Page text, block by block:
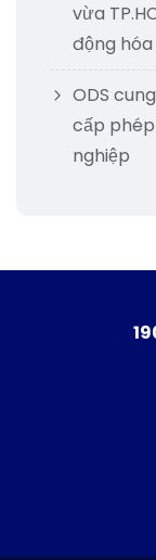
vừa
động hóa
ODS
cấp
nghiệp